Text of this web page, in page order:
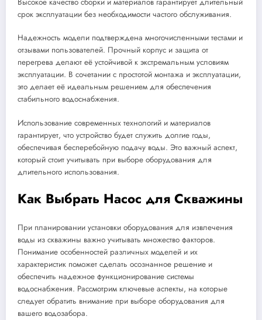
срок эксплуатации без необходимости частого обслуживания.
Надежность модели подтверждена многочисленными тестами и
отзывами пользователей. Прочный корпус и защита от
перегрева делают её устойчивой к экстремальным условиям
эксплуатации. В сочетании с простотой монтажа и эксплуатации,
это делает её идеальным решением для обеспечения
стабильного водоснабжения.
Использование современных технологий и материалов
гарантирует, что устройство будет служить долгие годы,
обеспечивая бесперебойную подачу воды. Это важный аспект,
который стоит учитывать при выборе оборудования для
длительного использования.
Как Выбрать Насос для Скважины
При планировании установки оборудования для извлечения
воды из скважины важно учитывать множество факторов.
Понимание особенностей различных моделей и их
характеристик поможет сделать осознанное решение и
обеспечить надежное функционирование системы
водоснабжения. Рассмотрим ключевые аспекты, на которые
следует обратить внимание при выборе оборудования для
вашего водозабора.